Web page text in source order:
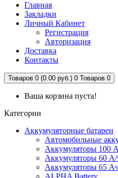
Главная
Закладки
Личный Кабинет
Регистрация
Авторизация
Доставка
Контакты
Товаров 0 (0.00 руб.) 0 Товаров 0
Ваша корзина пуста!
Категории
Аккумуляторные батареи
Автомобильные
Аккумуляторы 100
Аккумуляторы 60
Аккумуляторы 65
ALPHA Battery